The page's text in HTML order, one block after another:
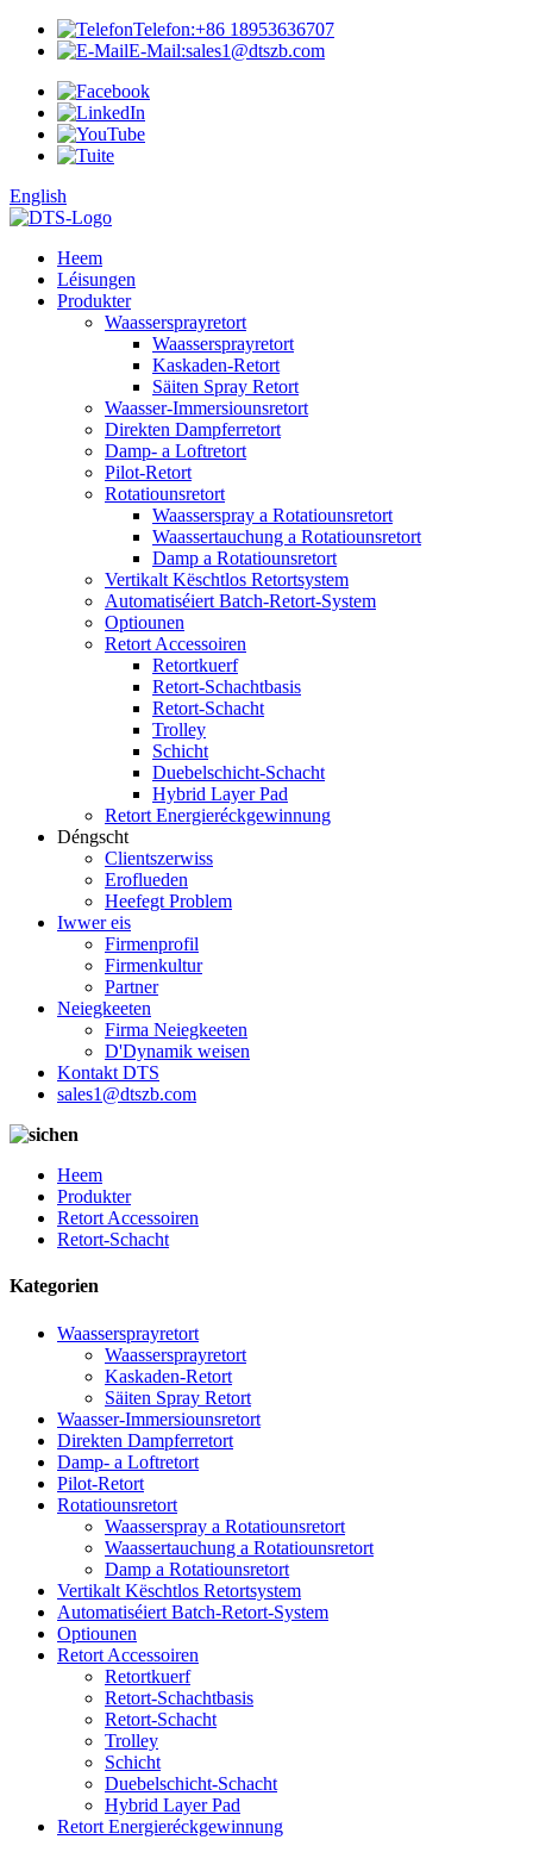
Telefon:+86 18953636707
E-Mail:sales1@dtszb.com
English
Heem
Léisungen
Produkter
Waassersprayretort
Waassersprayretort
Kaskaden-Retort
Säiten Spray Retort
Waasser-Immersiounsretort
Direkten Dampferretort
Damp- a Loftretort
Pilot-Retort
Rotatiounsretort
Waasserspray a Rotatiounsretort
Waassertauchung a Rotatiounsretort
Damp a Rotatiounsretort
Vertikalt Këschtlos Retortsystem
Automatiséiert Batch-Retort-System
Optiounen
Retort Accessoiren
Retortkuerf
Retort-Schachtbasis
Retort-Schacht
Trolley
Schicht
Duebelschicht-Schacht
Hybrid Layer Pad
Retort Energieréckgewinnung
Déngscht
Clientszerwiss
Eroflueden
Heefegt Problem
Iwwer eis
Firmenprofil
Firmenkultur
Partner
Neiegkeeten
Firma Neiegkeeten
D'Dynamik weisen
Kontakt DTS
sales1@dtszb.com
Heem
Produkter
Retort Accessoiren
Retort-Schacht
Kategorien
Waassersprayretort
Waassersprayretort
Kaskaden-Retort
Säiten Spray Retort
Waasser-Immersiounsretort
Direkten Dampferretort
Damp- a Loftretort
Pilot-Retort
Rotatiounsretort
Waasserspray a Rotatiounsretort
Waassertauchung a Rotatiounsretort
Damp a Rotatiounsretort
Vertikalt Këschtlos Retortsystem
Automatiséiert Batch-Retort-System
Optiounen
Retort Accessoiren
Retortkuerf
Retort-Schachtbasis
Retort-Schacht
Trolley
Schicht
Duebelschicht-Schacht
Hybrid Layer Pad
Retort Energieréckgewinnung